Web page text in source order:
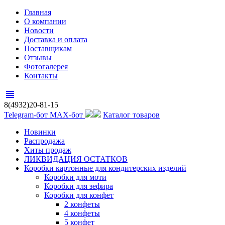
Главная
О компании
Новости
Доставка и оплата
Поставщикам
Отзывы
Фотогалерея
Контакты
view_headline
8(4932)20-81-15
Telegram-бот MAX-бот
Каталог товаров
Новинки
Распродажа
Хиты продаж
ЛИКВИДАЦИЯ ОСТАТКОВ
Коробки картонные для кондитерских изделий
Коробки для моти
Коробки для зефира
Коробки для конфет
2 конфеты
4 конфеты
5 конфет